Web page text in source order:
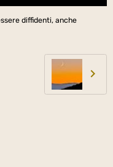
diffidenti, anche